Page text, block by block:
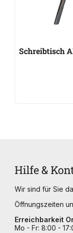
Schreibtisch
Hilfe &
Wir sind für Sie
Öffnungszeiten
Erreichbarkeit
Mo - Fr: 8:00 -